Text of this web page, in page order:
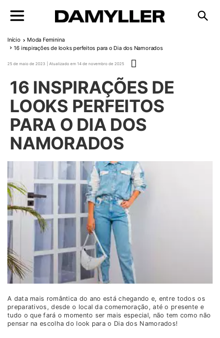
Início
Moda Feminina
16 inspirações de looks perfeitos para o Dia dos Namorados
16 INSPIRAÇÕES DE
LOOKS PERFEITOS
PARA O DIA DOS
NAMORADOS
25 de maio de 2023
14 de novembro de 2025
A data mais romântica do ano está chegando e, entre todos os
preparativos, desde o local da comemoração, até o presente e
tudo o que fará o momento ser mais especial, não tem como não
pensar na escolha do look para o Dia dos Namorados!